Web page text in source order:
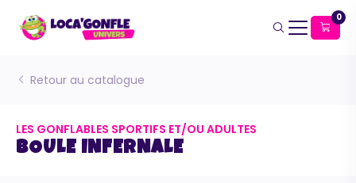
0
Retour au catalogue
LES GONFLABLES SPORTIFS ET/OU ADULTES
BOULE INFERNALE